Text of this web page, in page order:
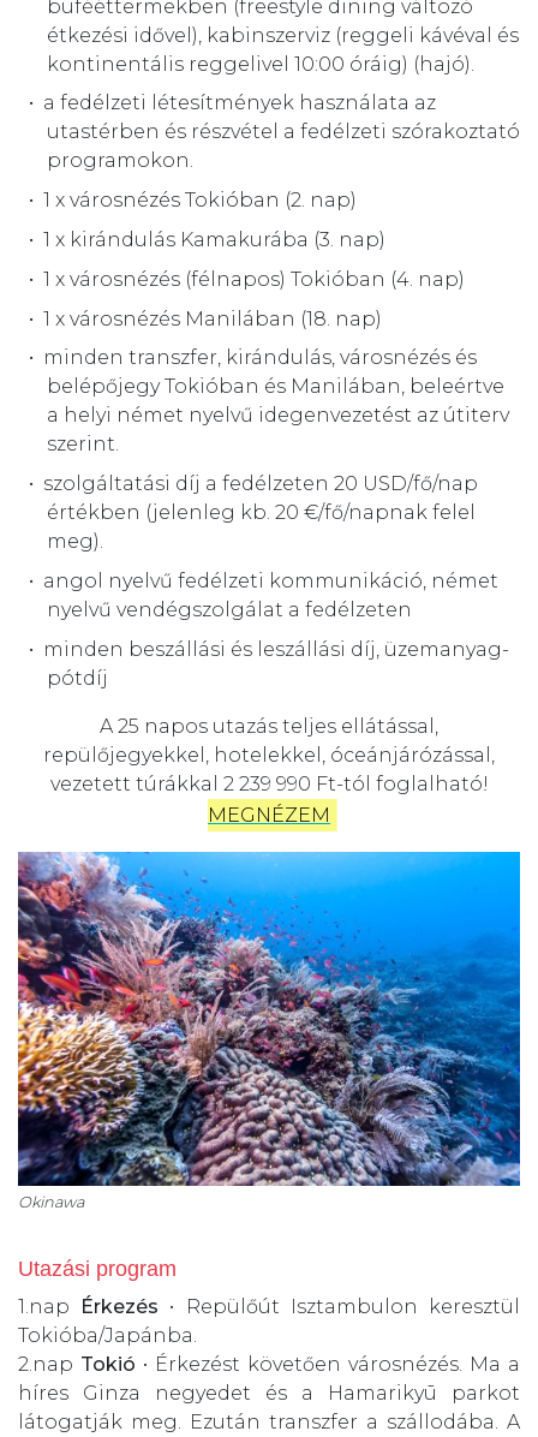
büfééttermekben (freestyle dining változó
étkezési idővel), kabinszerviz (reggeli kávéval és
kontinentális reggelivel 10:00 óráig) (hajó).
a fedélzeti létesítmények használata az
utastérben és részvétel a fedélzeti szórakoztató
programokon.
1 x városnézés Tokióban (2. nap)
1 x kirándulás Kamakurába (3. nap)
1 x városnézés (félnapos) Tokióban (4. nap)
1 x városnézés Manilában (18. nap)
minden transzfer, kirándulás, városnézés és
belépőjegy Tokióban és Manilában, beleértve
a helyi német nyelvű idegenvezetést az útiterv
szerint.
szolgáltatási díj a fedélzeten 20 USD/fő/nap
értékben (jelenleg kb. 20 €/fő/napnak felel
meg).
angol nyelvű fedélzeti kommunikáció, német
nyelvű vendégszolgálat a fedélzeten
minden beszállási és leszállási díj, üzemanyag-
pótdíj
A 25 napos utazás teljes ellátással,
repülőjegyekkel, hotelekkel, óceánjárózással,
vezetett túrákkal 2 239 990 Ft-tól foglalható!
MEGNÉZEM
Okinawa
Utazási program
1.nap Érkezés • Repülőút Isztambulon keresztül
Tokióba/Japánba.
2.nap Tokió • Érkezést követően városnézés. Ma a
híres Ginza negyedet és a Hamarikyū parkot
látogatják meg. Ezután transzfer a szállodába. A